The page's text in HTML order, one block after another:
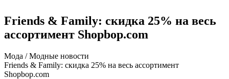
Friends & Family: скидка 25% на весь
ассортимент Shopbop.com
Мoдa / Мoдныe нoвoсти
Friends & Family: скидка 25% на весь ассортимент
Shopbop.com